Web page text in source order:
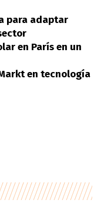
para adaptar
en París en un
en tecnología